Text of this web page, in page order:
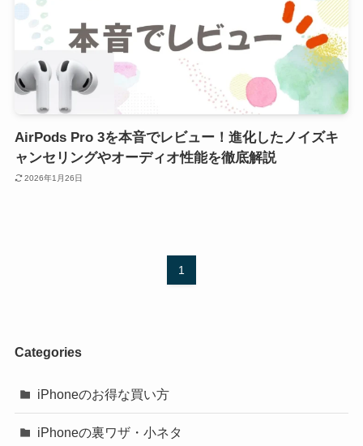
AirPods Pro 3を本音でレビュー！進化したノイズキ
ャンセリングやオーディオ性能を徹底解説
2026年1月26日
1
Categories
iPhoneのお得な買い方
iPhoneの裏ワザ・小ネタ